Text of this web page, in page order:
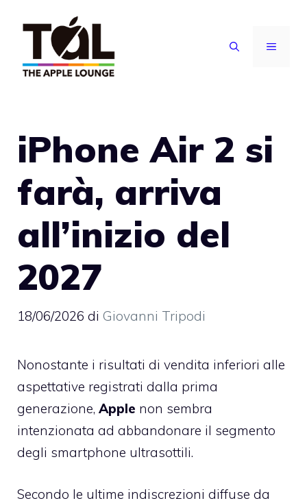
contenuto
MENU
iPhone Air 2 si
farà, arriva
all’inizio del
2027
18/06/2026 di Giovanni Tripodi
Nonostante i risultati di vendita inferiori alle
aspettative registrati dalla prima
generazione, Apple non sembra
intenzionata ad abbandonare il segmento
degli smartphone ultrasottili.
Secondo le ultime indiscrezioni diffuse da